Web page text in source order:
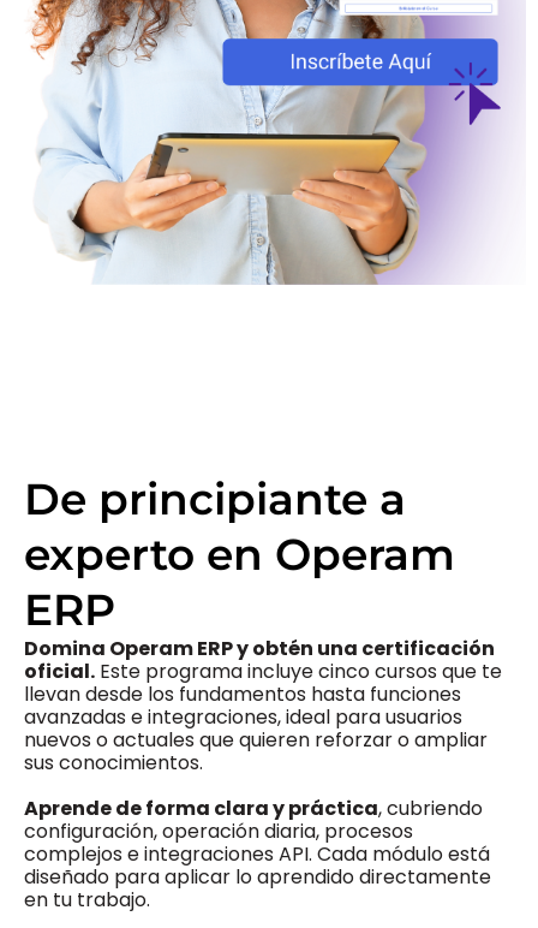
De principiante a
experto en Operam
ERP
Domina Operam ERP y obtén una certificación
oficial. Este programa incluye cinco cursos que te
llevan desde los fundamentos hasta funciones
avanzadas e integraciones, ideal para usuarios
nuevos o actuales que quieren reforzar o ampliar
sus conocimientos.
Aprende de forma clara y práctica, cubriendo
configuración, operación diaria, procesos
complejos e integraciones API. Cada módulo está
diseñado para aplicar lo aprendido directamente
en tu trabajo.